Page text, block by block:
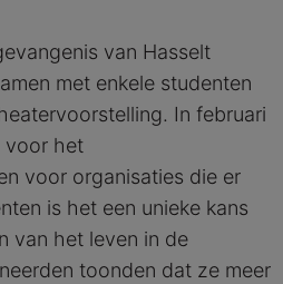
van Hasselt
met enkele studenten
In februari
voor het
voor organisaties die er
is het een unieke kans
van het leven in de
toonden dat ze meer